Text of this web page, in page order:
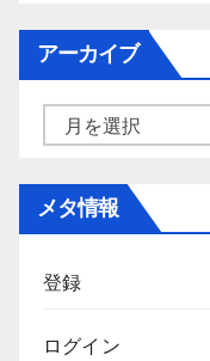
ー
アーカイブ
メタ情報
登録
ログイン